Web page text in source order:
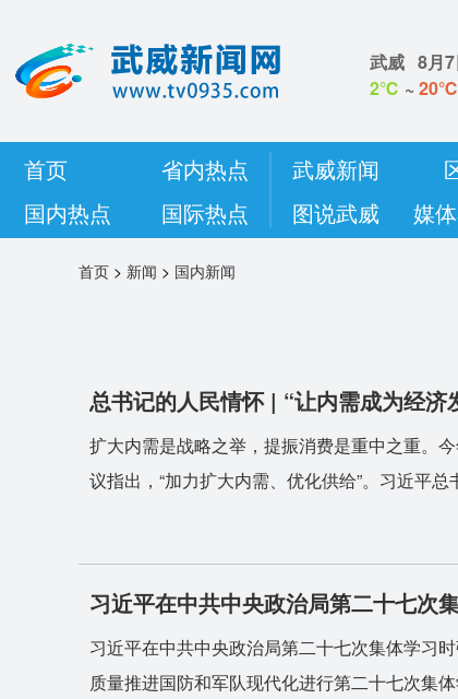
武威 8月7
2℃ ~ 20℃
首页
省内热点
国内热点
国际热点
武威新闻
图说武威
媒
首页 > 新闻 > 国内新闻
总书记的人民情怀 | “让内需成为经济
扩大内需是战略之举，提振消费是重中之重。
议指出，“加力扩大内需、优化供给”。习近平总
习近平在中共中央政治局第二十七次
习近平在中共中央政治局第二十七次集体学习
质量推进国防和军队现代化进行第二十七次集